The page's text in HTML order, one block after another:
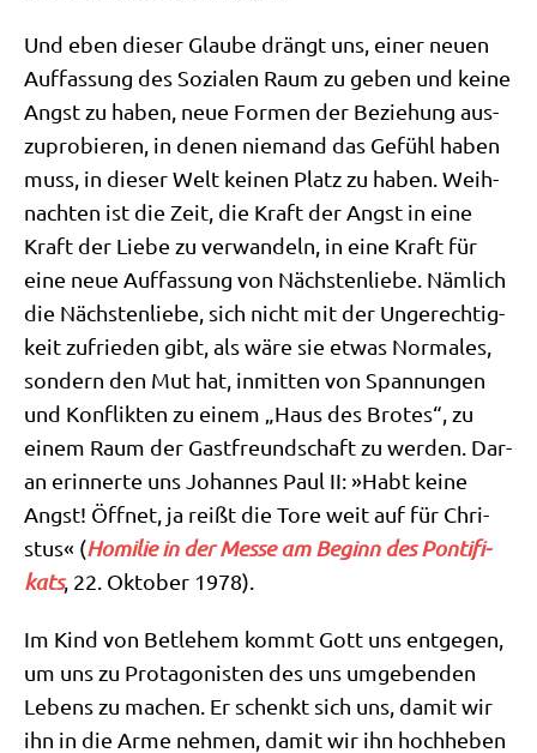
Und eben die­ser Glau­be drängt uns, einer neu­en
Auf­fas­sung des Sozia­len Raum zu geben und kei­ne
Angst zu haben, neue For­men der Bezie­hung aus­
zu­pro­bie­ren, in denen nie­mand das Gefühl haben
muss, in die­ser Welt kei­nen Platz zu haben. Weih­
nach­ten ist die Zeit, die Kraft der Angst in eine
Kraft der Lie­be zu ver­wan­deln, in eine Kraft für
eine neue Auf­fas­sung von Näch­sten­lie­be. Näm­lich
die Näch­sten­lie­be, sich nicht mit der Unge­rech­tig­
keit zufrie­den gibt, als wäre sie etwas Nor­ma­les,
son­dern den Mut hat, inmit­ten von Span­nun­gen
und Kon­flik­ten zu einem „Haus des Bro­tes“, zu
einem Raum der Gast­freund­schaft zu wer­den. Dar­
an erin­ner­te uns Johan­nes Paul II: »Habt kei­ne
Angst! Öff­net, ja reißt die Tore weit auf für Chri­
stus« (Homi­lie in der Mes­se am Beginn des Pon­ti­fi­
kats, 22. Okto­ber 1978).
Im Kind von Bet­le­hem kommt Gott uns ent­ge­gen,
um uns zu Prot­ago­ni­sten des uns umge­ben­den
Lebens zu machen. Er schenkt sich uns, damit wir
ihn in die Arme neh­men, damit wir ihn hoch­he­ben